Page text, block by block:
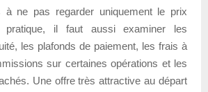
à ne pas regarder uniquement le prix
il faut aussi examiner les
les plafonds de paiement, les frais à
sur certaines opérations et les
Une offre très attractive au départ